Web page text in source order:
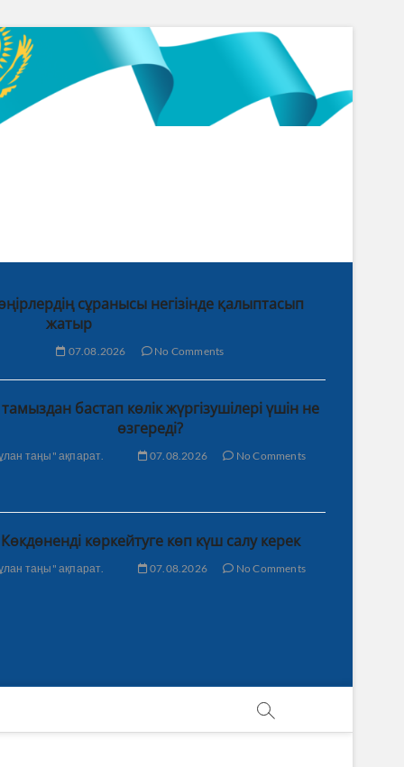
сұранысы негізінде қалыптасып
жатыр
07.08.2026 No Comments
бастап көлік жүргізушілері үшін не
өзгереді?
таңы" ақпарат. 07.08.2026 No Comments
Көкдөненді көркейтуге көп күш салу керек
таңы" ақпарат. 07.08.2026 No Comments